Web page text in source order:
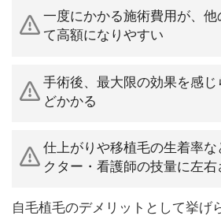
一度にかかる施術費用が、
て高額になりやすい
手術後、最大限の効果を感
どかかる
仕上がりや移植毛の生着率
クター・看護師の技量に左右
自毛植毛のデメリットとして挙げ